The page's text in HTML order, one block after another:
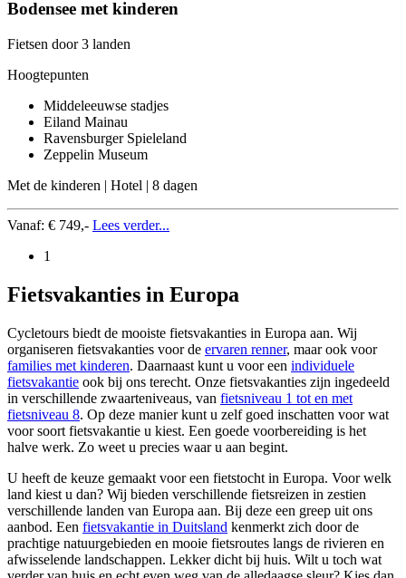
Bodensee met kinderen
Fietsen door 3 landen
Hoogtepunten
Middeleeuwse stadjes
Eiland Mainau
Ravensburger Spieleland
Zeppelin Museum
Met de kinderen | Hotel | 8 dagen
Vanaf: € 749,- Lees verder...
1
Fietsvakanties in Europa
Cycletours biedt de mooiste fietsvakanties in Europa aan. Wij
organiseren fietsvakanties voor de ervaren renner, maar ook voor
families met kinderen. Daarnaast kunt u voor een individuele
fietsvakantie ook bij ons terecht. Onze fietsvakanties zijn ingedeeld
in verschillende zwaarteniveaus, van fietsniveau 1 tot en met
fietsniveau 8. Op deze manier kunt u zelf goed inschatten voor wat
voor soort fietsvakantie u kiest. Een goede voorbereiding is het
halve werk. Zo weet u precies waar u aan begint.
U heeft de keuze gemaakt voor een fietstocht in Europa. Voor welk
land kiest u dan? Wij bieden verschillende fietsreizen in zestien
verschillende landen van Europa aan. Bij deze een greep uit ons
aanbod. Een fietsvakantie in Duitsland kenmerkt zich door de
prachtige natuurgebieden en mooie fietsroutes langs de rivieren en
afwisselende landschappen. Lekker dicht bij huis. Wilt u toch wat